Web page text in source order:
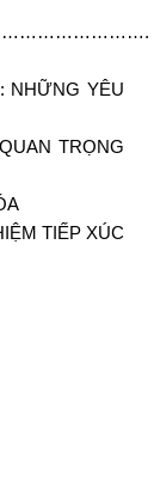
NHỮNG YÊU
TRỌNG
TIẾP XÚC